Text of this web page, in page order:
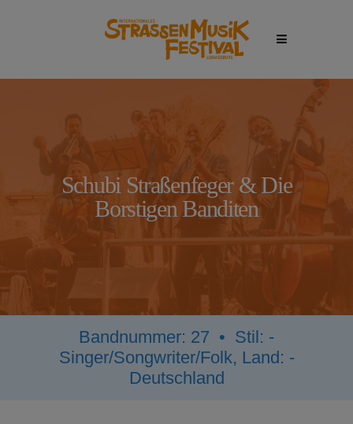
Schubi Straßenfeger & Die
Borstigen Banditen
Bandnummer: 27 • Stil: -
Singer/Songwriter/Folk, Land: -
Deutschland